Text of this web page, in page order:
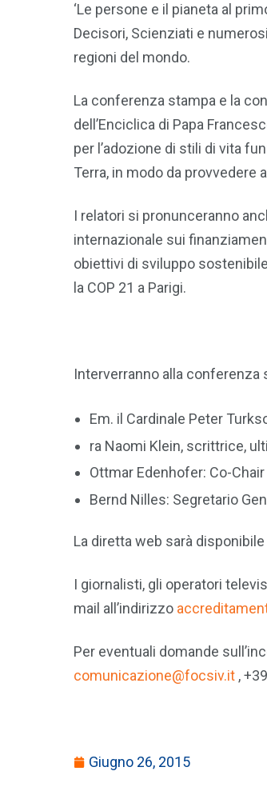
‘Le persone e il pianeta al
Decisori, Scienziati e
regioni del mondo.
La conferenza stampa e la
dell’Enciclica di Papa
per l’adozione di stili di vita
Terra, in modo da provvedere
I relatori si pronunceranno
internazionale sui
obiettivi di sviluppo
la COP 21 a Parigi.
Interverranno alla conferenza
Em. il Cardinale Peter
ra Naomi Klein, scrittrice,
Ottmar Edenhofer: Co-
Bernd Nilles: Segretario
La diretta web sarà disponibile
I giornalisti, gli operatori
mail all’indirizzo
Per eventuali domande
comunicazione@focsiv.it ,
Giugno 26, 2015